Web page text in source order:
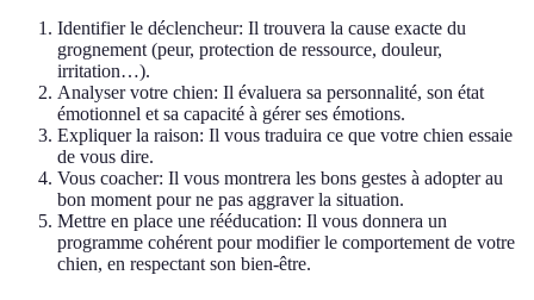
Identifier le déclencheur: Il trouvera la cause exacte du
grognement (peur, protection de ressource, douleur,
irritation…).
Analyser votre chien: Il évaluera sa personnalité, son état
émotionnel et sa capacité à gérer ses émotions.
Expliquer la raison: Il vous traduira ce que votre chien essaie
de vous dire.
Vous coacher: Il vous montrera les bons gestes à adopter au
bon moment pour ne pas aggraver la situation.
Mettre en place une rééducation: Il vous donnera un
programme cohérent pour modifier le comportement de votre
chien, en respectant son bien-être.